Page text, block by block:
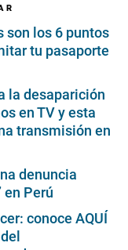
son los 6 puntos
tu pasaporte
la desaparición
en TV y esta
transmisión en
denuncia
en Perú
conoce AQUÍ